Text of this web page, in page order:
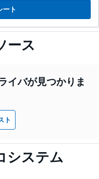
ート
ース
イバが見つかりま
ト
システム